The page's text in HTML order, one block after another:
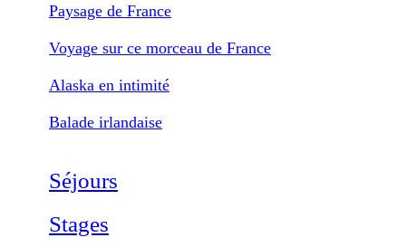
Paysage de France
Voyage sur ce morceau de France
Alaska en intimité
Balade irlandaise
Séjours
Stages